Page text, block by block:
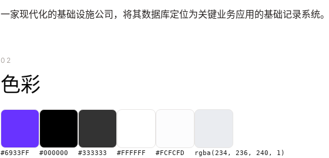
一家现代化的基础设施公司，将其数据库定位为关键业务应用的基础记录系统。
02
色彩
#6933FF #000000 #333333 #FFFFFF #FCFCFD rgba(234, 236, 240, 1)